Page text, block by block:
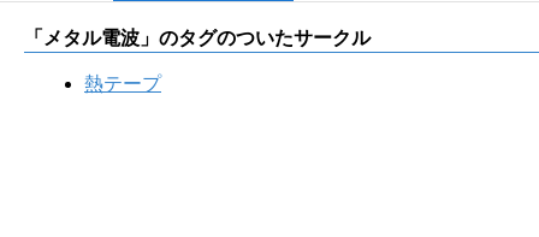
「 メタル電波 」のタグのついたサークル
熱テープ